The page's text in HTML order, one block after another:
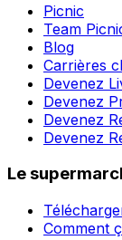
Picnic
Team
Blog
Carrières
Devenez
Devenez
Devenez
Devenez
Le
Comment